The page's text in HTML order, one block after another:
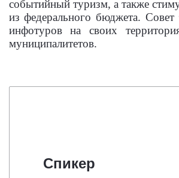
событийный туризм, а также
из федерального бюджета. Совет
инфотуров на своих
муниципалитетов.
Спикер